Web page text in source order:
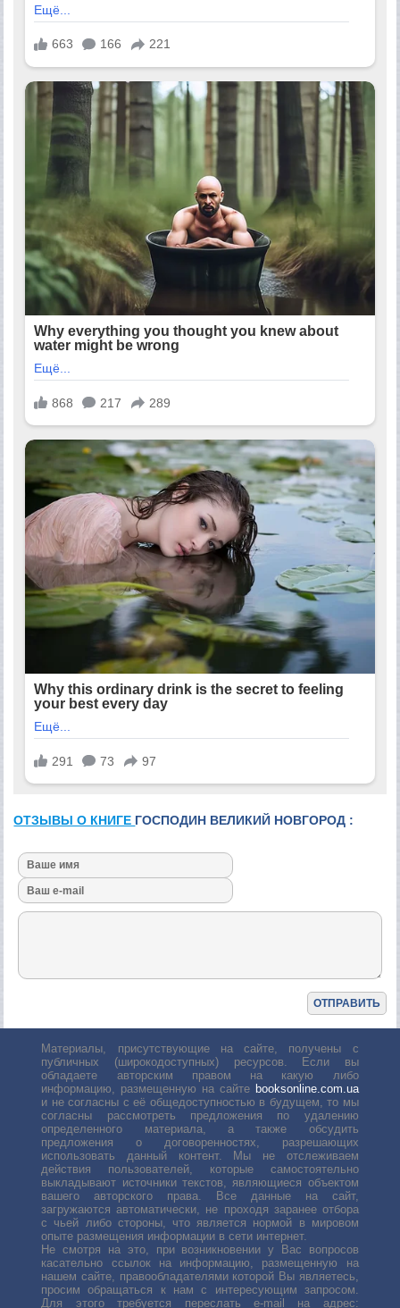
ОТЗЫВЫ О КНИГЕ ГОСПОДИН ВЕЛИКИЙ НОВГОРОД :
Материалы, присутствующие на сайте, получены с
публичных (широкодоступных) ресурсов. Если вы
обладаете авторским правом на какую либо
информацию, размещенную на сайте booksonline.com.ua
и не согласны с её общедоступностью в будущем, то мы
согласны рассмотреть предложения по удалению
определенного материала, а также обсудить
предложения о договоренностях, разрешающих
использовать данный контент. Мы не отслеживаем
действия пользователей, которые самостоятельно
выкладывают источники текстов, являющиеся объектом
вашего авторского права. Все данные на сайт,
загружаются автоматически, не проходя заранее отбора
с чьей либо стороны, что является нормой в мировом
опыте размещения информации в сети интернет.
Не смотря на это, при возникновении у Вас вопросов
касательно ссылок на информацию, размещенную на
нашем сайте, правообладателями которой Вы являетесь,
просим обращаться к нам с интересующим запросом.
Для этого требуется переслать е-mail на адрес: